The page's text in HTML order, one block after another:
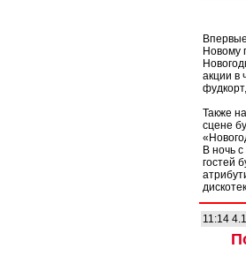
Новому
акции в
Также
сцене
В ночь
гостей
11:14